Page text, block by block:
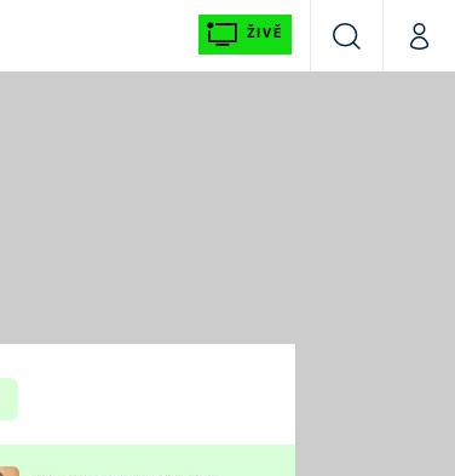
ŽIVĚ
VyhledáváníMůj
Prima LAJK